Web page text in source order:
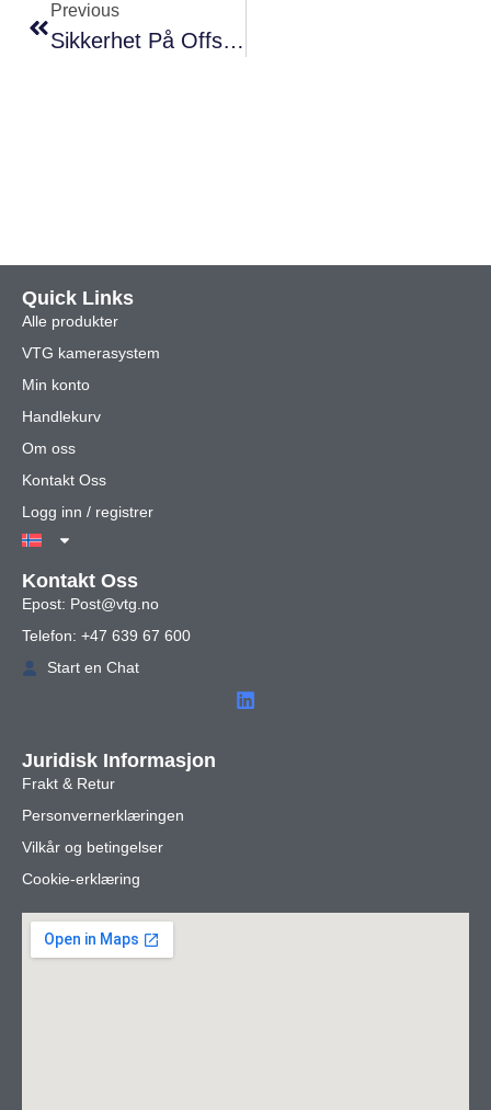
Previous
Sikkerhet På Offshore
Quick Links
Alle produkter
VTG kamerasystem
Min konto
Handlekurv
Om oss
Kontakt Oss
Logg inn / registrer
Kontakt Oss
Epost: Post@vtg.no
Telefon: +47 639 67 600
Start en Chat
Juridisk Informasjon
Frakt & Retur
Personvernerklæringen
Vilkår og betingelser
Cookie-erklæring